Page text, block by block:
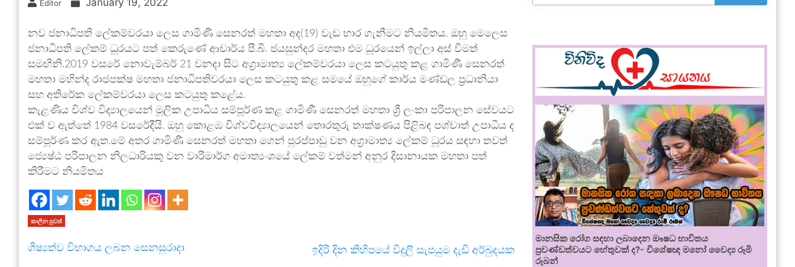
Editor January 19, 2022
නව ජනාධිපති ලේකම්වරයා ලෙස ගාමිණී සෙනරත් මහතා අද(19) වැඩ භාර ගැනීමට නියමිතය. ඔහු මෙලෙස
ජනාධිපති ලේකම් ධූරයට පත් කෙරුණේ ආචාර්ය පී.බී. ජයසුන්දර මහතා එම ධූරයෙන් ඉල්ලා අස් වීමත්
සමඟිනි.2019 වසරේ නොවැම්බර් 21 වනදා සිට අග්‍රාමාත්‍ය ලේකම්වරයා ලෙස කටයුතු කළ ගාමිණී සෙනරත්
මහතා මහින්ද රාජපක්ෂ මහතා ජනාධිපතිවරයා ලෙස කටයුතු කළ සමයේ ඔහුගේ කාර්ය මණ්ඩල ප්‍රධානියා
සහ අතිරේක ලේකම්වරයා ලෙස කටයුතු කළේය.
කැළණිය විශ්ව විද්‍යාලයෙන් මූලික උපාධිය සම්පූර්ණ කළ ගාමිණී සෙනරත් මහතා ශ්‍රී ලංකා පරිපාලන සේවයට
එක් ව ඇත්තේ 1984 වසරේදීයි. ඔහු කොළඹ විශ්වවිද්‍යාලයෙන් තොරතුරු තාක්ෂණය පිළිබඳ පශ්චාත් උපාධිය ද
සම්පූර්ණ කර ඇත.මේ අතර ගාමිණී සෙනරත් මහතා ගෙන් පුරප්පාඩු වන අග්‍රාමාත්‍ය ලේකම් ධූරය සඳහා තවත්
ජ්‍යෙෂ්ඨ පරිපාලන නිලධාරියකු වන වාරිමාර්ග අමාත්‍යංශයේ ලේකම් වත්මන් අනුර දිසානායක මහතා පත්
කිරීමට නියමිතය
කාලීන පුවත්
ශිෂ්‍යත්ව විභාගය ලබන සෙනසුරාදා ඉදිරි දින කිහිපයේ විදුලි සැපයුම දැඩි අර්බුදයක
මානසික රෝග සඳහා ලබාදෙන ඖෂධ භාවිතය
ප්‍රචණ්ඩත්වයට හේතුවක් ද?- විශේෂඥ මනෝ වෛද්‍ය රූමි
රූබන්